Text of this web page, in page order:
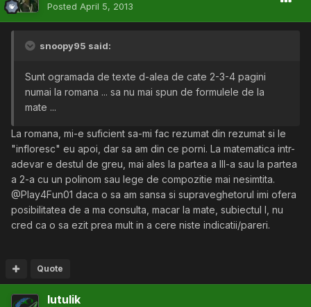
Posted April 5, 2013
snoopy95 said:
Sunt ogramada de texte d-alea de cate 2-3-4 pagini
numai la romana ... sa nu mai spun de formulele de la
mate ...
La romana, mi-e suficient sa-mi fac rezumat din rezumat si le
"infloresc" eu apoi, dar sa am din ce porni. La matematica intr-
adevar e destul de greu, mai ales la partea a III-a sau la partea
a 2-a cu un polinom sau lege de compozitie mai nesimtita.
@Play4Fun01 daca o sa am sansa si supraveghetorul imi ofera
posibilitatea de a ma consulta, macar la mate, subiectul I, nu
cred ca o sa ezit prea mult in a cere niste indicatii/pareri.
Quote
lutulik